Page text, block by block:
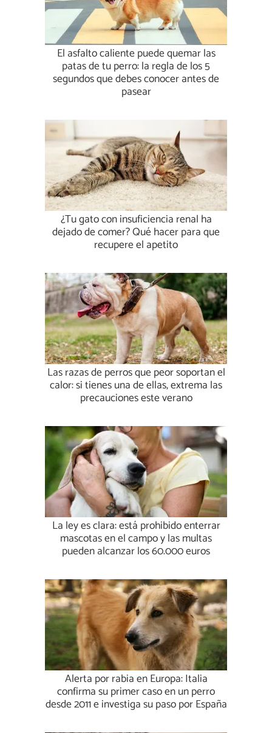
El asfalto caliente puede quemar las
patas de tu perro: la regla de los 5
segundos que debes conocer antes de
pasear
¿Tu gato con insuficiencia renal ha
dejado de comer? Qué hacer para que
recupere el apetito
Las razas de perros que peor soportan el
calor: si tienes una de ellas, extrema las
precauciones este verano
La ley es clara: está prohibido enterrar
mascotas en el campo y las multas
pueden alcanzar los 60.000 euros
Alerta por rabia en Europa: Italia
confirma su primer caso en un perro
desde 2011 e investiga su paso por España